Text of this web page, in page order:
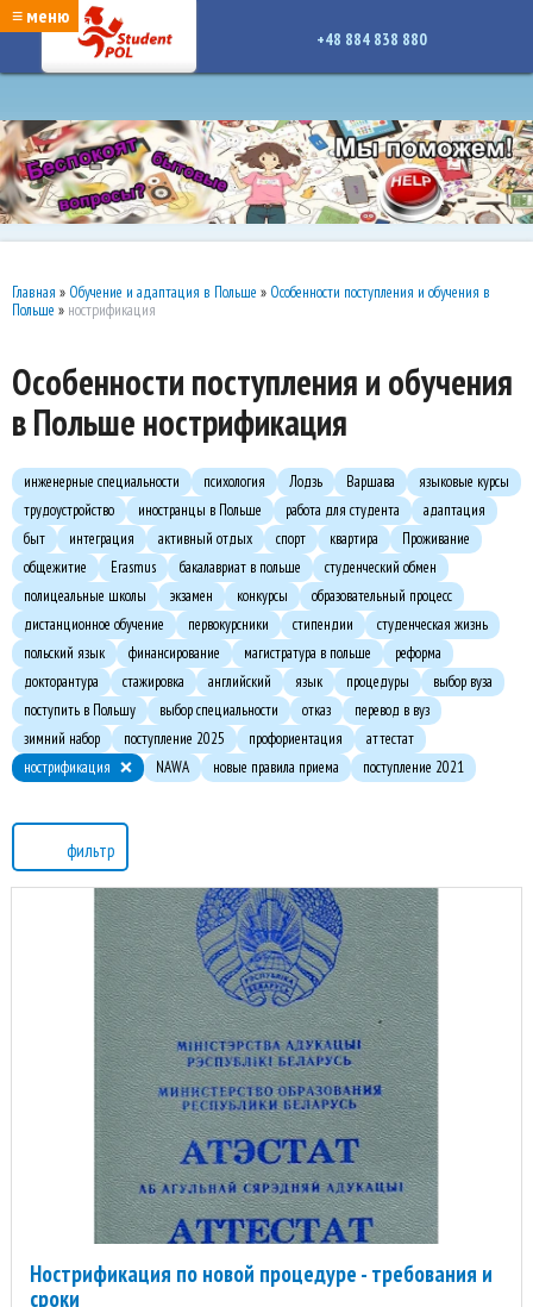
google-site-verification: google7a917c261df1566b.htmlgoogle-site-verification:
google7a917c261df1566b.html
≡ меню
+48 884 838 880
Главная » Обучение и адаптация в Польше » Особенности поступления и обучения в
Польше » нострификация
Особенности поступления и обучения
в Польше нострификация
инженерные специальности психология Лодзь Варшава
языковые курсы
трудоустройство
иностранцы в Польше работа для студента
адаптация
быт
интеграция активный отдых спорт квартира
Проживание
общежитие
Erasmus бакалавриат в польше
студенческий обмен
полицеальные школы
экзамен конкурсы
образовательный процесс
дистанционное обучение
первокурсники стипендии
студенческая жизнь
польский язык
финансирование магистратура в польше
реформа
докторантура
стажировка английский язык процедуры
выбор вуза
поступить в Польшу
выбор специальности отказ
перевод в вуз
зимний набор
поступление 2025 профориентация
аттестат
нострификация
NAWA новые правила приема поступление 2021
фильтр
Нострификация по новой процедуре - требования и
сроки